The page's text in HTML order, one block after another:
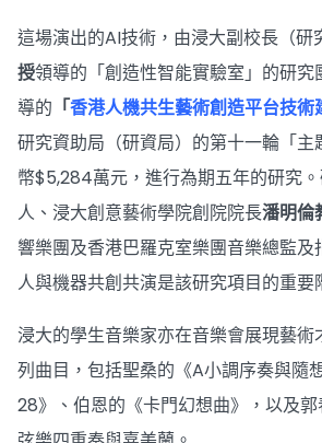
這場演出的AI技術，由浸大副校長（研
授領導的「創造性智能實驗室」的研
導的 「香港人機共生藝術創造平台技術
研究資助局（研資局）的第十一輪「
幣$5,284萬元，進行為期五年的研究
人、浸大創意藝術學院創院院長潘明倫
響樂團及香港巴羅克室樂團音樂總監及
人與機器共創共演是該研究項目的重要
浸大的學生音樂家亦在音樂會展現藝術
列曲目，包括聖桑的《A小調序奏與隨
28》、伯恩的《卡門幻想曲》，以及